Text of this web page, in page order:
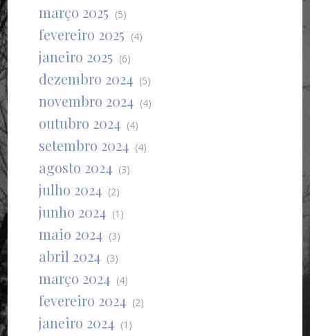
março 2025 (5)
fevereiro 2025 (4)
janeiro 2025 (6)
dezembro 2024 (5)
novembro 2024 (4)
outubro 2024 (4)
setembro 2024 (4)
agosto 2024 (3)
julho 2024 (2)
junho 2024 (1)
maio 2024 (3)
abril 2024 (3)
março 2024 (4)
fevereiro 2024 (2)
janeiro 2024 (1)